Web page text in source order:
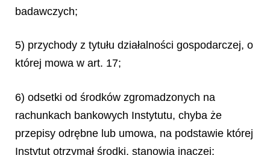
badawczych;
5) przychody z tytułu działalności gospodarczej, o
której mowa w art. 17;
6) odsetki od środków zgromadzonych na
rachunkach bankowych Instytutu, chyba że
przepisy odrębne lub umowa, na podstawie której
Instytut otrzymał środki, stanowią inaczej;